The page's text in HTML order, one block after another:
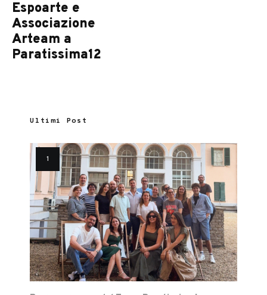
Espoarte e
Associazione
Arteam a
Paratissima12
Ultimi Post